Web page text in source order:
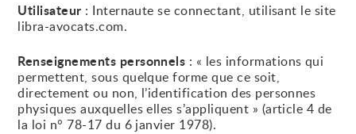
Utilisateur : Internaute se connectant, utilisant le site
libra-avocats.com.
Renseignements personnels : « les informations qui
permettent, sous quelque forme que ce soit,
directement ou non, l’identification des personnes
physiques auxquelles elles s’appliquent » (article 4 de
la loi n° 78-17 du 6 janvier 1978).